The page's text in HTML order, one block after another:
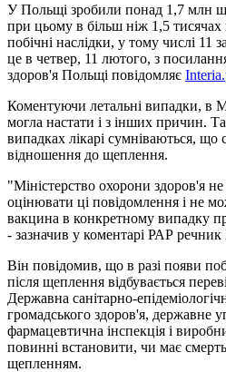
У Польщі зробили понад 1,7 млн
при цьому в більш ніж 1,5 тисячах
побічні наслідки, у тому числі 11
це в четвер, 11 лютого, з
здоров'я Польщі повідомляє
Коментуючи летальні випадки, в
могла настати і з інших причин.
випадках лікарі сумніваються, що
відношення до щеплення.
"Міністерство охорони здоров'я
оцінювати ці повідомлення і не
вакцина в конкретному випадку
- зазначив у коментарі РАР
Він повідомив, що в разі появи
після щеплення відбувається
Державна санітарно-
громадського здоров'я, державне
фармацевтична інспекція і
повинні встановити, чи має
щепленням.